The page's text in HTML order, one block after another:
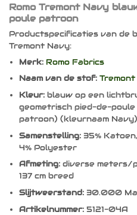
Romo Tremont Navy
poule patroon
Productspecificaties van de
Tremont Navy:
Merk: Romo Fabrics
Naam van de stof: Tremont
Kleur:blauw op een
geometrisch pied-de-
patroon) (kleurnaam Navy)
Samenstelling: 35%
4% Polyester
Afmeting:diverse meters/
137 cm breed
Slijtweerstand:30.000
Artikelnummer:5121-04A